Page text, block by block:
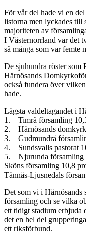
För vår del hade vi en
listorna men lyckades till
majoriteten av
I Västernorrland var det
så många som var femte
De sjuhundra röster som
Härnösands
också fundera över
hade.
Lägsta valdeltagandet i
1. Timrå församling
2. Härnösands
3. Gudmundrå
4. Sundsvalls pastorat
5. Njurunda församling
Sköns församling 10,8
Tännäs-Ljusnedals
Det som vi i Härnösands
församling och se vilka
ett tidigt stadium erbjuda
det en hel del
ett riksförbund.